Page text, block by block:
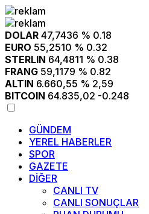
DOLAR 47,7436 % 0.18
EURO 55,2510 % 0.32
STERLIN 64,4811 % 0.38
FRANG 59,1179 % 0.82
ALTIN 6.660,55 % 2,59
BITCOIN 64.835,02 -0.248
GÜNDEM
YEREL HABERLER
SPOR
GAZETE
DİĞER
CANLI TV
CANLI SONUÇLAR